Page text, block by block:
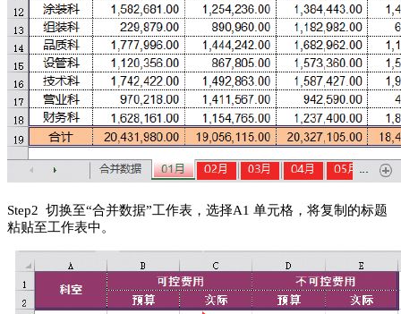
Step2 切换至“合并数据”工作表，选择A1 单元格，将复制的标题
粘贴至工作表中。